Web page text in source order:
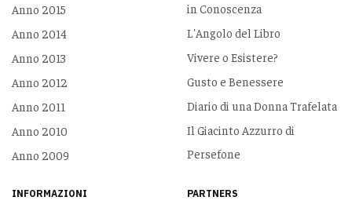
Anno 2015
Anno 2014
Anno 2013
Anno 2012
Anno 2011
Anno 2010
Anno 2009
in Conoscenza
L'Angolo del Libro
Vivere o Esistere?
Gusto e Benessere
Diario di una Donna Trafelata
Il Giacinto Azzurro di
Persefone
INFORMAZIONI PARTNERS